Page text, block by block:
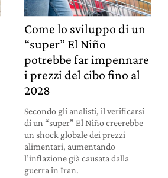
Come lo sviluppo di un
“super” El Niño
potrebbe far impennare
i prezzi del cibo fino al
2028
Secondo gli analisti, il verificarsi
di un “super” El Niño creerebbe
un shock globale dei prezzi
alimentari, aumentando
l’inflazione già causata dalla
guerra in Iran.